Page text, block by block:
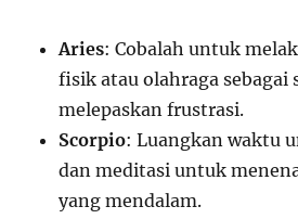
Aries: Cobalah untuk
fisik atau olahraga sebagai
melepaskan frustrasi.
Scorpio: Luangkan waktu
dan meditasi untuk
yang mendalam.